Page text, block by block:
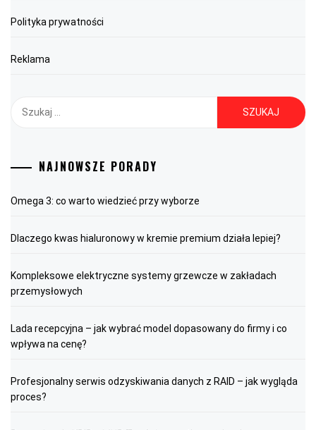
Polityka prywatności
Reklama
NAJNOWSZE PORADY
Omega 3: co warto wiedzieć przy wyborze
Dlaczego kwas hialuronowy w kremie premium działa lepiej?
Kompleksowe elektryczne systemy grzewcze w zakładach
przemysłowych
Lada recepcyjna – jak wybrać model dopasowany do firmy i co
wpływa na cenę?
Profesjonalny serwis odzyskiwania danych z RAID – jak wygląda
proces?